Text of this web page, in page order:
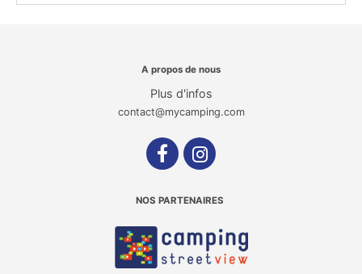
A propos de nous
Plus d'infos
contact@mycamping.com
NOS PARTENAIRES